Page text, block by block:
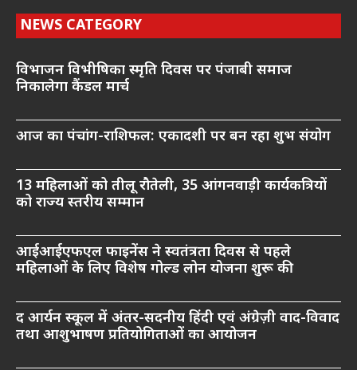
NEWS CATEGORY
विभाजन विभीषिका स्मृति दिवस पर पंजाबी समाज
निकालेगा कैंडल मार्च
आज का पंचांग-राशिफल: एकादशी पर बन रहा शुभ संयोग
13 महिलाओं को तीलू रौतेली, 35 आंगनवाड़ी कार्यकत्रियों
को राज्य स्तरीय सम्मान
आईआईएफएल फाइनेंस ने स्वतंत्रता दिवस से पहले
महिलाओं के लिए विशेष गोल्ड लोन योजना शुरू की
द आर्यन स्कूल में अंतर-सदनीय हिंदी एवं अंग्रेज़ी वाद-विवाद
तथा आशुभाषण प्रतियोगिताओं का आयोजन